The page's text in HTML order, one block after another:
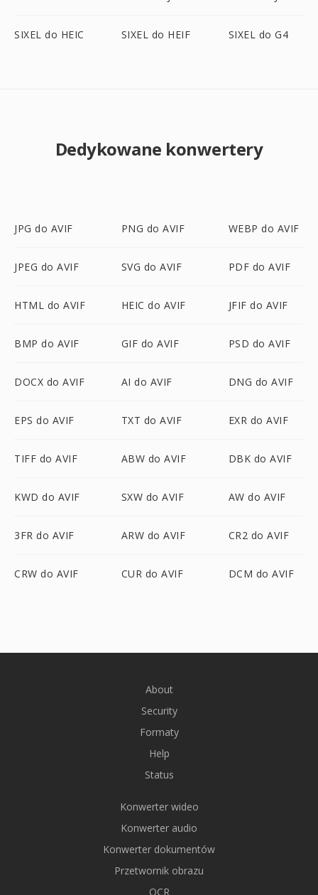
SIXEL do HEIC SIXEL do HEIF SIXEL do G4
Dedykowane konwertery
JPG do AVIF PNG do AVIF WEBP do AVIF
JPEG do AVIF SVG do AVIF PDF do AVIF
HTML do AVIF HEIC do AVIF JFIF do AVIF
BMP do AVIF GIF do AVIF PSD do AVIF
DOCX do AVIF AI do AVIF DNG do AVIF
EPS do AVIF TXT do AVIF EXR do AVIF
TIFF do AVIF ABW do AVIF DBK do AVIF
KWD do AVIF SXW do AVIF AW do AVIF
3FR do AVIF ARW do AVIF CR2 do AVIF
CRW do AVIF CUR do AVIF DCM do AVIF
About
Security
Formaty
Help
Status
Konwerter wideo
Konwerter audio
Konwerter dokumentów
Przetwornik obrazu
OCR